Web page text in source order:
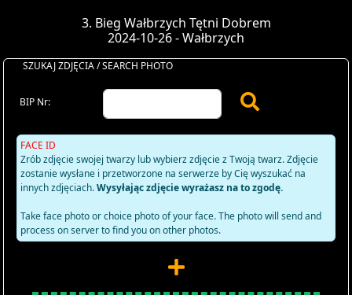
3. Bieg Wałbrzych Tętni Dobrem
2024-10-26 - Wałbrzych
SZUKAJ ZDJĘCIA / SEARCH PHOTO
BIP Nr:
FACE ID
Zrób zdjęcie swojej twarzy lub wybierz zdjęcie z Twoją twarz. Zdjęcie
zostanie wysłane i przetworzone na serwerze by Cię wyszukać na
innych zdjęciach.Wysyłając zdjęcie wyrażasz na to zgodę.
Take face photo or choice photo of your face. The photo will send and
process on server to find you on other photos.